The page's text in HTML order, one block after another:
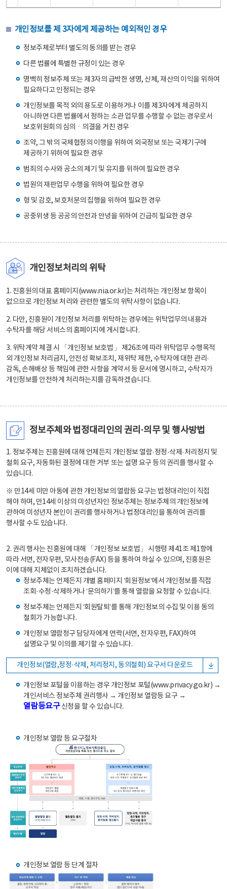
개인정보를 제 3자에게 제공하는 예외적인 경우
정보주체로부터 별도의 동의를 받는 경우
다른 법률에 특별한 규정이 있는 경우
명백히 정보주체 또는 제3자의 급박한 생명, 신체, 재산의 이익을 위하여
필요하다고 인정되는 경우
개인정보를 목적 외의 용도로 이용하거나 이를 제3자에게 제공하지
아니하면 다른 법률에서 정하는 소관 업무를 수행할 수 없는 경우로서
보호위원회의 심의ㆍ의결을 거친 경우
조약, 그 밖의 국제협정의 이행을 위하여 외국정보 또는 국제기구에
제공하기 위하여 필요한 경우
범죄의 수사와 공소의 제기 및 유지를 위하여 필요한 경우
법원의 재판업무 수행을 위하여 필요한 경우
형 및 감호, 보호처분의 집행을 위하여 필요한 경우
공중위생 등 공공의 안전과 안녕을 위하여 긴급히 필요한 경우
개인정보처리의 위탁
1. 진흥원의 대표 홈페이지(www.nia.or.kr)는 처리하는 개인정보 항목이
없으므로 개인정보 처리와 관련한 별도의 위탁사항이 없습니다.
2. 다만, 진흥원이 개인정보 처리를 위탁하는 경우에는 위탁업무의 내용과
수탁자를 해당 서비스의 홈페이지에 게시합니다.
3. 위탁계약 체결 시 「개인정보 보호법」 제26조에 따라 위탁업무 수행목적
외 개인정보 처리금지, 안전성 확보조치, 재위탁 제한, 수탁자에 대한 관리·
감독, 손해배상 등 책임에 관한 사항을 계약서 등 문서에 명시하고, 수탁자가
개인정보를 안전하게 처리하는지를 감독하겠습니다.
정보주체와 법정대리인의 권리·의무 및 행사방법
1. 정보주체는 진흥원에 대해 언제든지 개인정보 열람·정정·삭제·처리정지 및
철회 요구, 자동화된 결정에 대한 거부 또는 설명 요구 등의 권리를 행사할 수
있습니다.
※ 만14세 미만 아동에 관한 개인정보의 열람등 요구는 법정대리인이 직접
해야 하며, 만14세 이상의 미성년자인 정보주체는 정보주체의 개인정보에
관하여 미성년자 본인이 권리를 행사하거나 법정대리인을 통하여 권리를
행사할 수도 있습니다.
2. 권리 행사는 진흥원에 대해 「개인정보 보호법」 시행령 제41조 제1항에
따라 서면, 전자우편, 모사전송(FAX) 등을 통하여 하실 수 있으며, 진흥원은
이에 대해 지체없이 조치하겠습니다.
정보주체는 언제든지 개별 홈페이지 ‘회원정보’에서 개인정보를 직접
조회·수정·삭제하거나 ‘문의하기’를 통해 열람을 요청할 수 있습니다.
정보주체는 언제든지 ‘회원탈퇴’를 통해 개인정보의 수집 및 이용 동의
철회가 가능합니다.
개인정보 열람청구 담당자에게 연락(서면, 전자우편, FAX)하여
설명요구 및 이의를 제기할 수 있습니다.
개인정보(열람,정정·삭제, 처리정지, 동의철회) 요구서 다운로드
개인정보 포털을 이용하는 경우 개인정보 포털(www.privacy.go.kr) →
개인서비스 정보주체 권리행사 → 개인정보 열람등 요구 →
열람등요구신청을 할 수 있습니다.
개인정보 열람 등 요구절차
개인정보 열람 등 단계 절차